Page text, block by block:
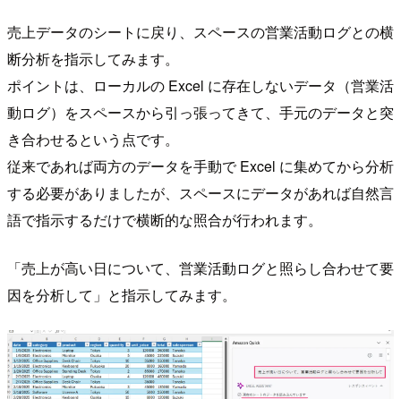
売上データのシートに戻り、スペースの営業活動ログとの横
断分析を指示してみます。
ポイントは、ローカルの Excel に存在しないデータ（営業活
動ログ）をスペースから引っ張ってきて、手元のデータと突
き合わせるという点です。
従来であれば両方のデータを手動で Excel に集めてから分析
する必要がありましたが、スペースにデータがあれば自然言
語で指示するだけで横断的な照合が行われます。
「売上が高い日について、営業活動ログと照らし合わせて要
因を分析して」と指示してみます。